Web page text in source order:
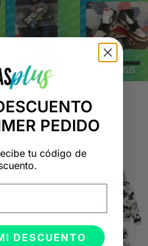
PEDIDO
tu código de
DESCUENTO